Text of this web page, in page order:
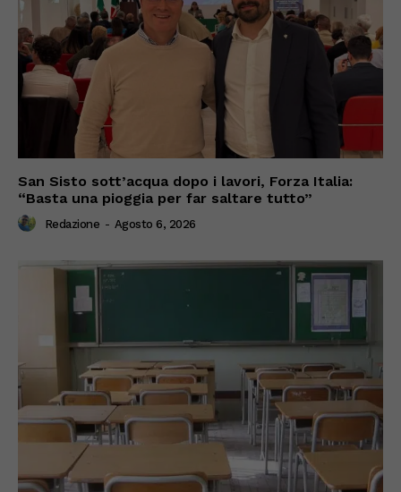
San Sisto sott’acqua dopo i lavori, Forza Italia:
“Basta una pioggia per far saltare tutto”
Redazione - Agosto 6, 2026